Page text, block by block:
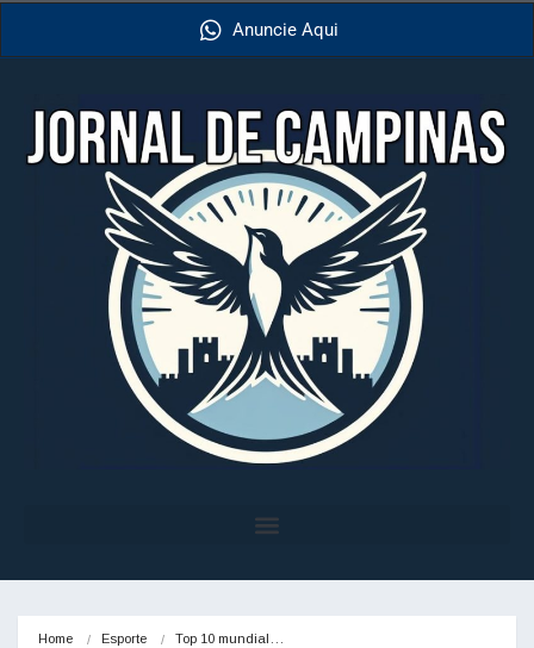
Anuncie Aqui
Home Esporte Top 10 mundial…